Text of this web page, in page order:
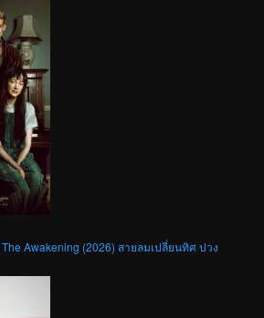
The Awakening (2026) สายลมเปลี่ยนทิศ ปวง